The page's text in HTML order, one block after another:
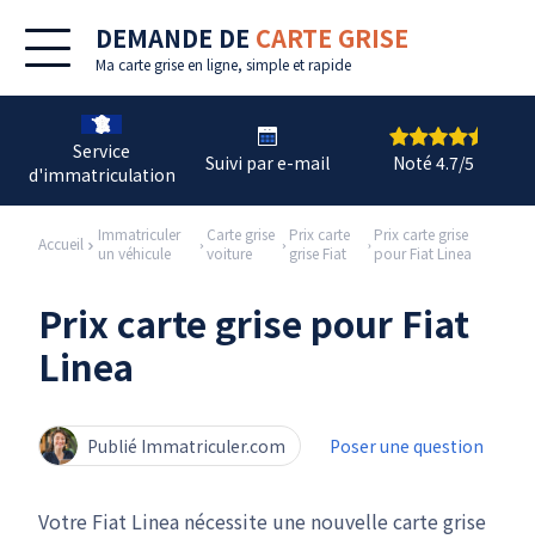
DEMANDE DE CARTE GRISE
Ma carte grise en ligne, simple et rapide
Service
d'immatriculation
Suivi par e-mail Noté 4.7/5
Accueil
Immatriculer
un véhicule
Carte grise
voiture
Prix carte
grise Fiat
Prix carte grise
pour Fiat Linea
Prix carte grise pour Fiat
Linea
Publié Immatriculer.com Poser une question
Votre Fiat Linea nécessite une nouvelle carte grise